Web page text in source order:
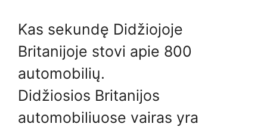
Kas sekundę Didžiojoje
Britanijoje stovi apie 800
automobilių.
Didžiosios Britanijos
automobiliuose vairas yra